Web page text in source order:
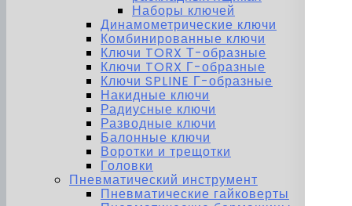
Наборы ключей
Динамометрические ключи
Комбинированные ключи
Ключи TORX Т-образные
Ключи TORX Г-образные
Ключи SPLINE Г-образные
Накидные ключи
Радиусные ключи
Разводные ключи
Балонные ключи
Воротки и трещотки
Головки
Пневматический инструмент
Пневматические гайковерты